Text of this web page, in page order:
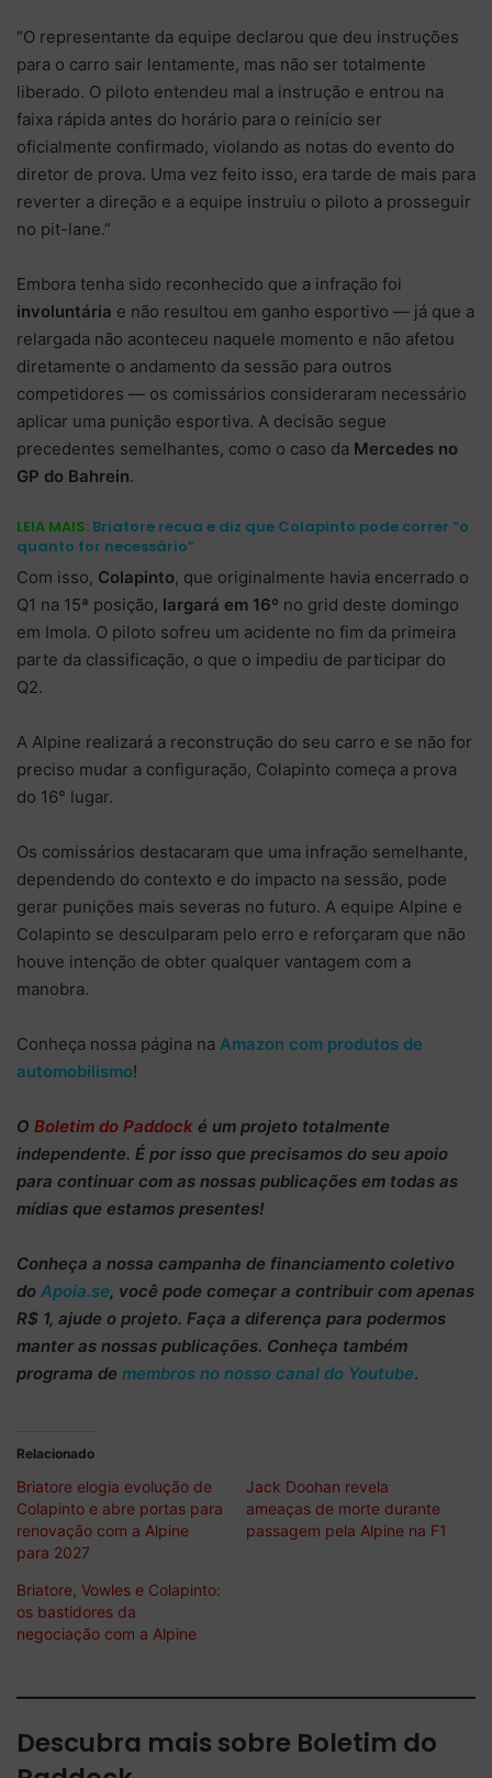
“O representante da equipe declarou que deu instruções
para o carro sair lentamente, mas não ser totalmente
liberado. O piloto entendeu mal a instrução e entrou na
faixa rápida antes do horário para o reinício ser
oficialmente confirmado, violando as notas do evento do
diretor de prova. Uma vez feito isso, era tarde de mais para
reverter a direção e a equipe instruiu o piloto a prosseguir
no pit-lane.”
Embora tenha sido reconhecido que a infração foi
involuntária e não resultou em ganho esportivo — já que a
relargada não aconteceu naquele momento e não afetou
diretamente o andamento da sessão para outros
competidores — os comissários consideraram necessário
aplicar uma punição esportiva. A decisão segue
precedentes semelhantes, como o caso da Mercedes no
GP do Bahrein.
LEIA MAIS: Briatore recua e diz que Colapinto pode correr “o
quanto for necessário”
Com isso, Colapinto, que originalmente havia encerrado o
Q1 na 15ª posição, largará em 16º no grid deste domingo
em Imola. O piloto sofreu um acidente no fim da primeira
parte da classificação, o que o impediu de participar do
Q2.
A Alpine realizará a reconstrução do seu carro e se não for
preciso mudar a configuração, Colapinto começa a prova
do 16° lugar.
Os comissários destacaram que uma infração semelhante,
dependendo do contexto e do impacto na sessão, pode
gerar punições mais severas no futuro. A equipe Alpine e
Colapinto se desculparam pelo erro e reforçaram que não
houve intenção de obter qualquer vantagem com a
manobra.
Conheça nossa página na Amazon com produtos de
automobilismo!
O Boletim do Paddock é um projeto totalmente
independente. É por isso que precisamos do seu apoio
para continuar com as nossas publicações em todas as
mídias que estamos presentes!
Conheça a nossa campanha de financiamento coletivo
do Apoia.se, você pode começar a contribuir com apenas
R$ 1, ajude o projeto. Faça a diferença para podermos
manter as nossas publicações. Conheça também
programa de membros no nosso canal do Youtube.
Relacionado
Briatore elogia evolução de
Colapinto e abre portas para
renovação com a Alpine
para 2027
Jack Doohan revela
ameaças de morte durante
passagem pela Alpine na F1
Briatore, Vowles e Colapinto:
os bastidores da
negociação com a Alpine
Descubra mais sobre Boletim do